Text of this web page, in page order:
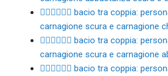
🧑🏿‍❤️‍💋‍🧑🏻 bacio tra coppia:
carnagione scura e carnagione
🧑🏿‍❤️‍💋‍🧑🏼 bacio tra coppia:
carnagione scura e carnagione
🧑🏿‍❤️‍💋‍🧑🏽 bacio tra coppia: